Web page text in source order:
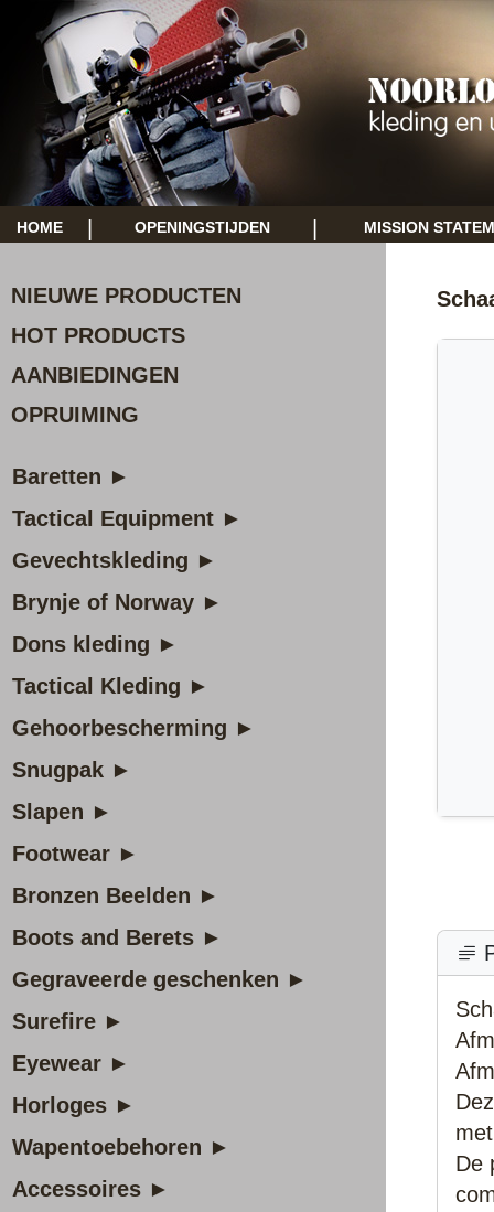
HOME OPENINGSTIJDEN MISSION
NIEUWE PRODUCTEN
HOT PRODUCTS
AANBIEDINGEN
OPRUIMING
Baretten ►
Tactical Equipment ►
Gevechtskleding ►
Brynje of Norway ►
Dons kleding ►
Tactical Kleding ►
Gehoorbescherming ►
Snugpak ►
Slapen ►
Footwear ►
Bronzen Beelden ►
Boots and Berets ►
Gegraveerde geschenken ►
Surefire ►
Eyewear ►
Horloges ►
Wapentoebehoren ►
Accessoires ►
De